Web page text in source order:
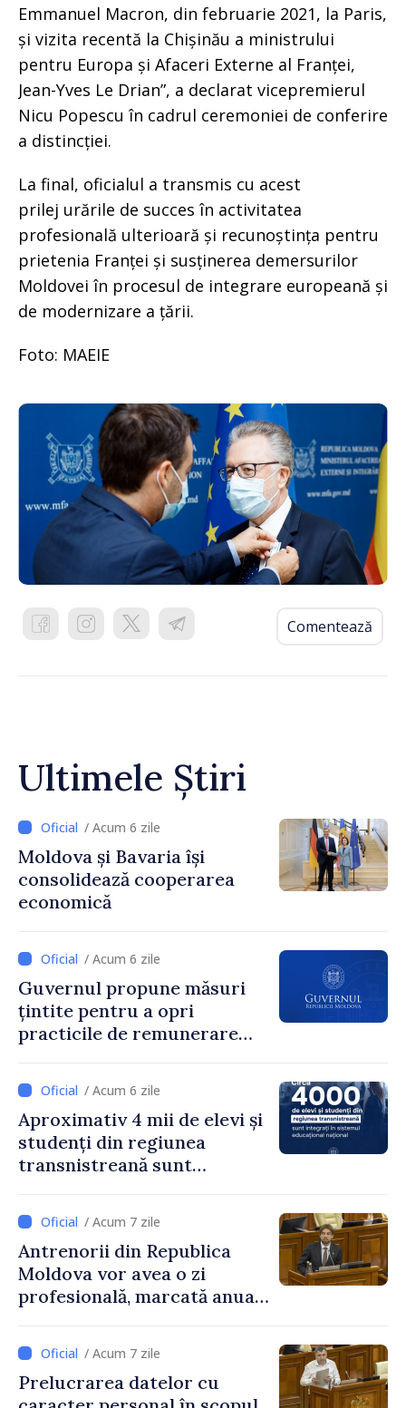
Emmanuel Macron, din februarie 2021, la Paris,
și vizita recentă la Chișinău a ministrului
pentru Europa și Afaceri Externe al Franței,
Jean-Yves Le Drian”, a declarat vicepremierul
Nicu Popescu în cadrul ceremoniei de conferire
a distincției.
La final, oficialul a transmis cu acest
prilej urările de succes în activitatea
profesională ulterioară și recunoștința pentru
prietenia Franței și susținerea demersurilor
Moldovei în procesul de integrare europeană și
de modernizare a țării.
Foto: MAEIE
Comentează
Ultimele Știri
/ Acum 6 zile
Moldova și Bavaria își
consolidează cooperarea
economică
/ Acum 6 zile
Guvernul propune măsuri
țintite pentru a opri
practicile de remunerare
/ Acum 6 zile
Aproximativ 4 mii de elevi și
studenți din regiunea
transnistreană sunt
educațional național
/ Acum 7 zile
Antrenorii din Republica
Moldova vor avea o zi
profesională, marcată anual
/ Acum 7 zile
Prelucrarea datelor cu